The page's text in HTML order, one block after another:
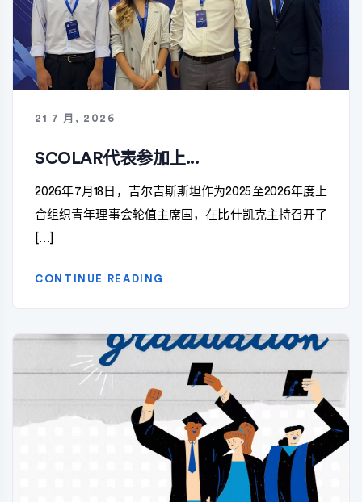
21 7 月, 2026
SCOLAR代表参加上...
2026年7月18日，吉尔吉斯斯坦作为2025至2026年度上
合组织青年理事会轮值主席国，在比什凯克主持召开了
[…]
CONTINUE READING